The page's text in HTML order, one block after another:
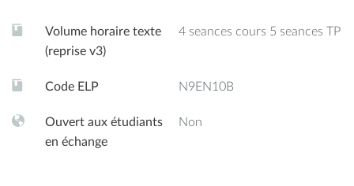
Volume horaire texte
(reprise v3)
4 seances cours 5 seances TP
Code ELP N9EN10B
Ouvert aux étudiants
en échange
Non